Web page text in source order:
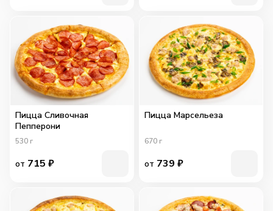
Пицца Сливочная
Пепперони
530 г
от 715 ₽
Пицца Марсельеза
670 г
от 739 ₽